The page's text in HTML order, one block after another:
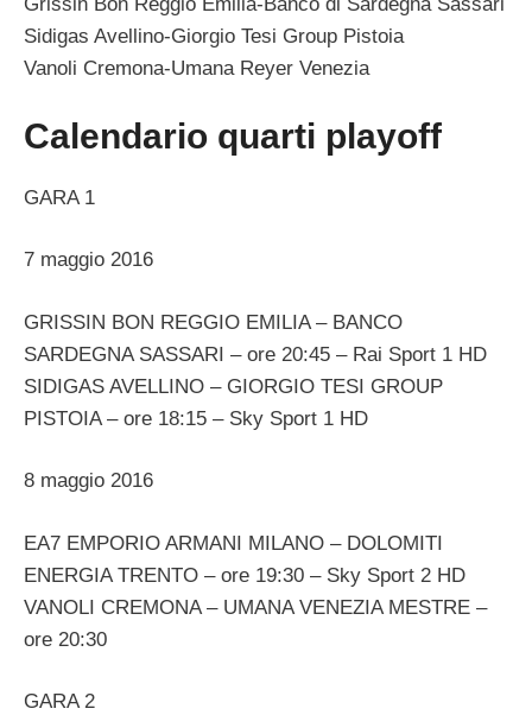
Grissin Bon Reggio Emilia-Banco di Sardegna Sassari
Sidigas Avellino-Giorgio Tesi Group Pistoia
Vanoli Cremona-Umana Reyer Venezia
Calendario quarti playoff
GARA 1
7 maggio 2016
GRISSIN BON REGGIO EMILIA – BANCO
SARDEGNA SASSARI – ore 20:45 – Rai Sport 1 HD
SIDIGAS AVELLINO – GIORGIO TESI GROUP
PISTOIA – ore 18:15 – Sky Sport 1 HD
8 maggio 2016
EA7 EMPORIO ARMANI MILANO – DOLOMITI
ENERGIA TRENTO – ore 19:30 – Sky Sport 2 HD
VANOLI CREMONA – UMANA VENEZIA MESTRE –
ore 20:30
GARA 2